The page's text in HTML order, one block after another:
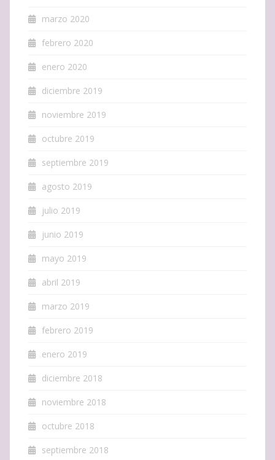
marzo 2020
febrero 2020
enero 2020
diciembre 2019
noviembre 2019
octubre 2019
septiembre 2019
agosto 2019
julio 2019
junio 2019
mayo 2019
abril 2019
marzo 2019
febrero 2019
enero 2019
diciembre 2018
noviembre 2018
octubre 2018
septiembre 2018